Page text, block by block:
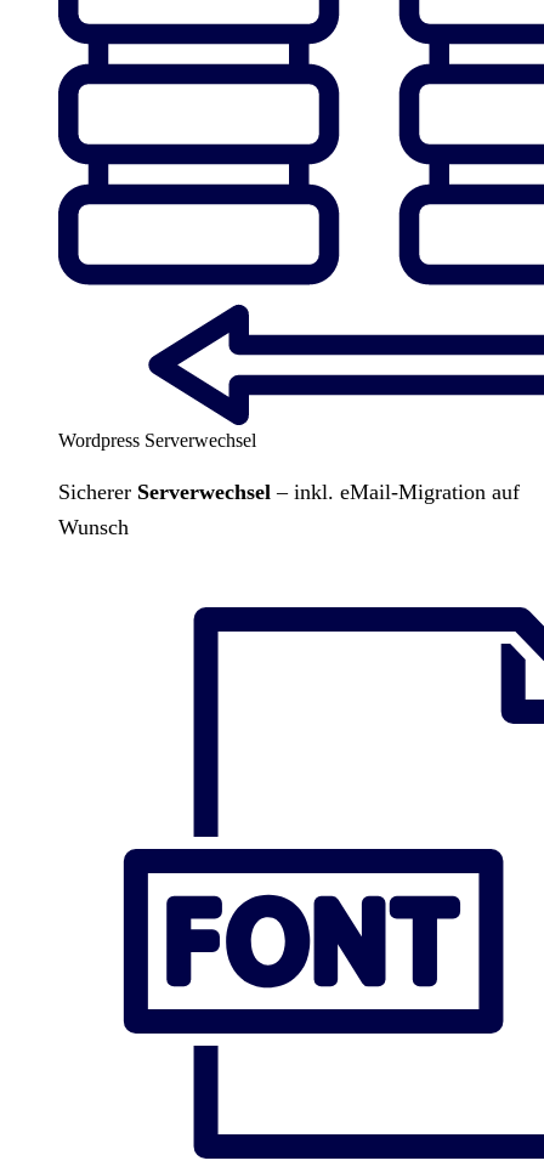
Wordpress Serverwechsel
Sicherer Serverwechsel – inkl. eMail-Migration auf
Wunsch